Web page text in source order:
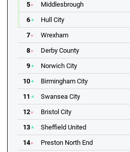
5
Middlesbrough
6
Hull City
7
Wrexham
8
Derby County
9
Norwich City
10
Birmingham City
11
Swansea City
12
Bristol City
13
Sheffield United
14
Preston North End